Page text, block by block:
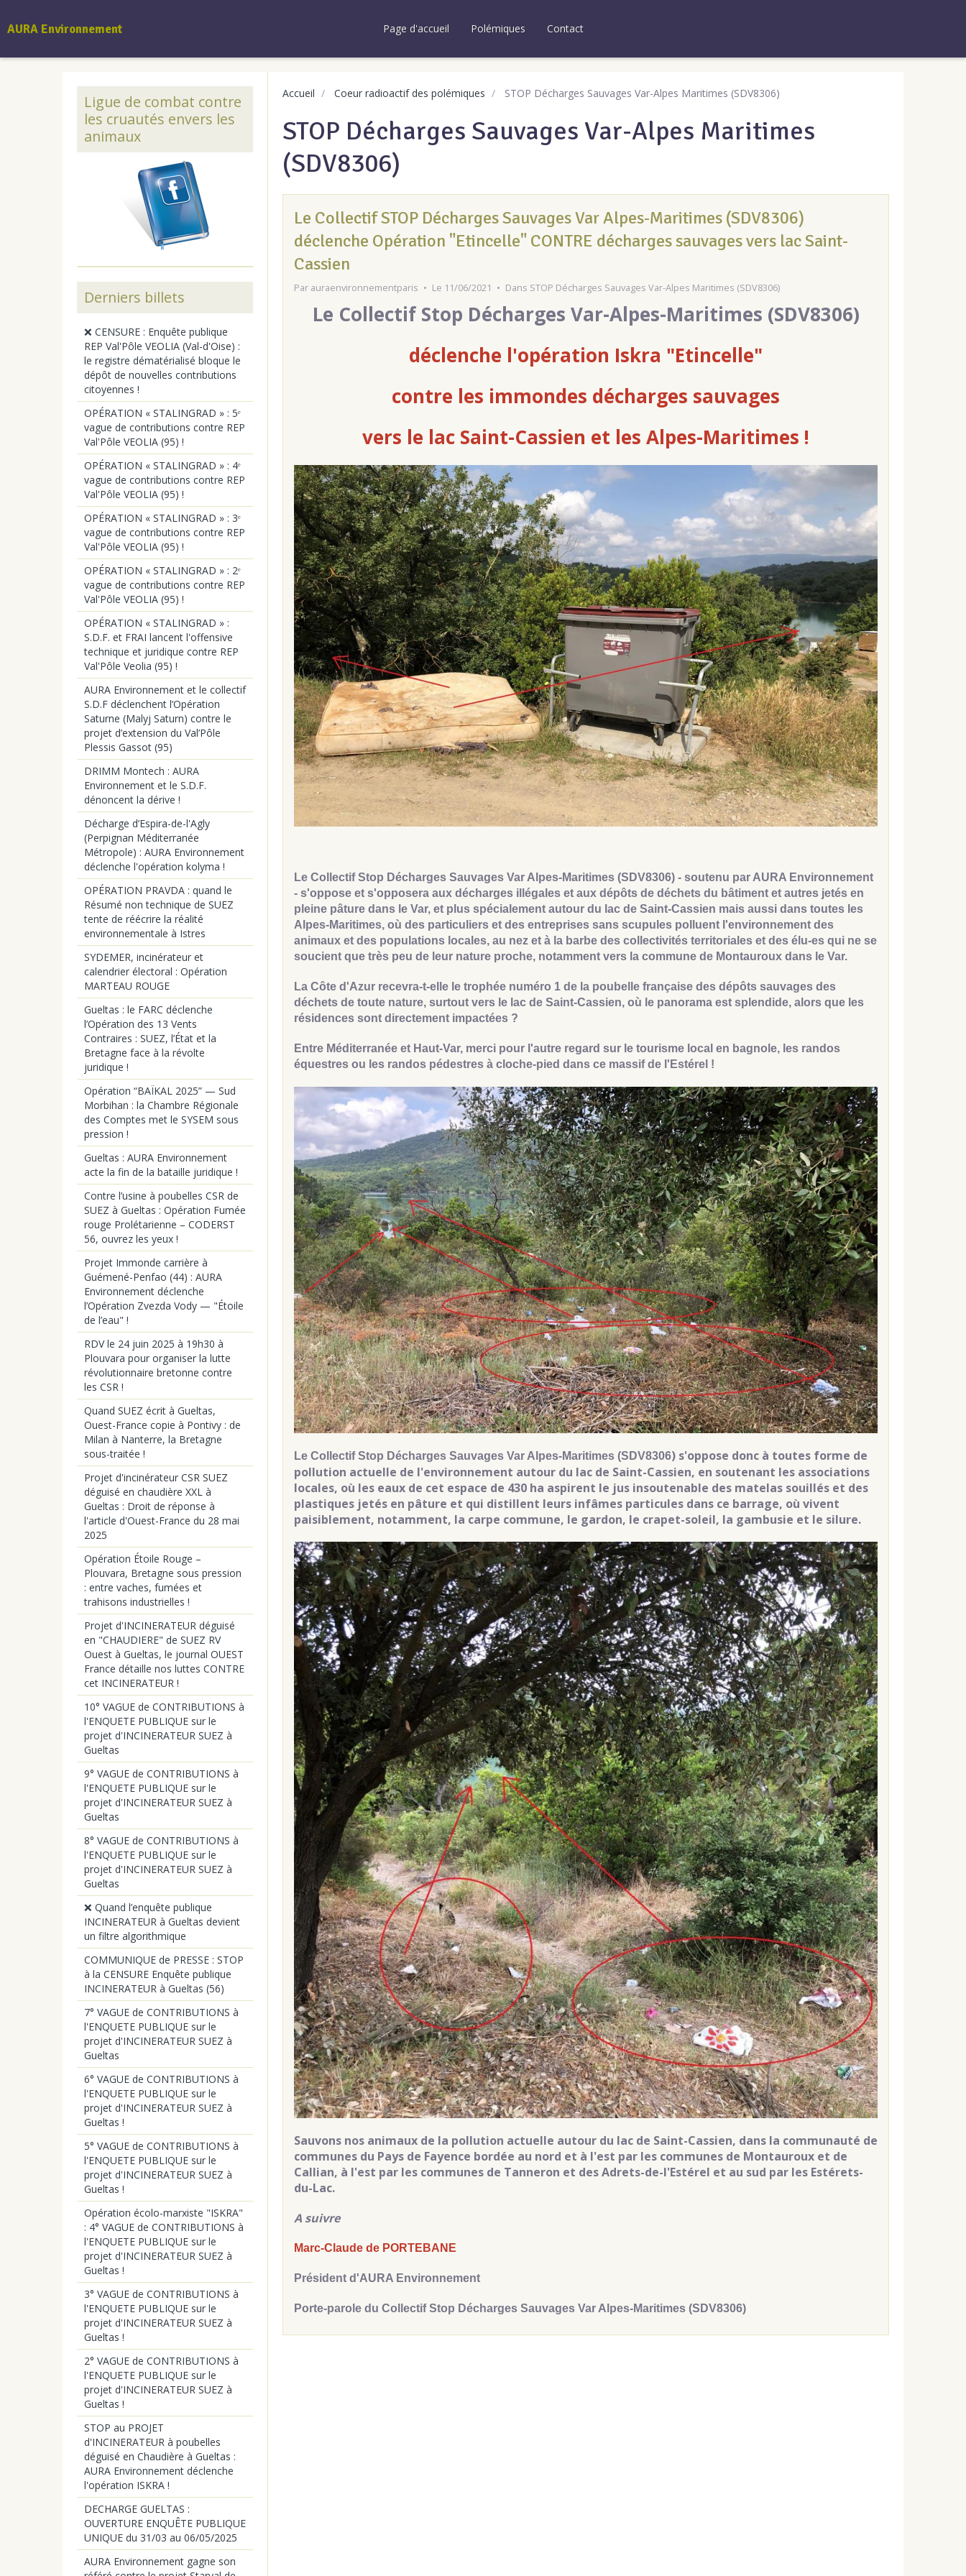
AURA Environnement Page d'accueil Polémiques Contact
Accueil Coeur radioactif des polémiques STOP Décharges Sauvages Var-Alpes Maritimes (SDV8306)
STOP Décharges Sauvages Var-Alpes Maritimes
(SDV8306)
Le Collectif STOP Décharges Sauvages Var Alpes-Maritimes (SDV8306)
déclenche Opération "Etincelle" CONTRE décharges sauvages vers lac Saint-
Cassien
Par auraenvironnementparis Le 11/06/2021 Dans STOP Décharges Sauvages Var-Alpes Maritimes (SDV8306)
Le Collectif Stop Décharges Var-Alpes-Maritimes (SDV8306)
déclenche l'opération Iskra "Etincelle"
contre les immondes décharges sauvages
vers le lac Saint-Cassien et les Alpes-Maritimes !
Le Collectif Stop Décharges Sauvages Var Alpes-Maritimes (SDV8306) - soutenu par AURA Environnement
- s'oppose et s'opposera aux décharges illégales et aux dépôts de déchets du bâtiment et autres jetés en
pleine pâture dans le Var, et plus spécialement autour du lac de Saint-Cassien mais aussi dans toutes les
Alpes-Maritimes, où des particuliers et des entreprises sans scupules polluent l'environnement des
animaux et des populations locales, au nez et à la barbe des collectivités territoriales et des élu-es qui ne se
soucient que très peu de leur nature proche, notamment vers la commune de Montauroux dans le Var.
La Côte d'Azur recevra-t-elle le trophée numéro 1 de la poubelle française des dépôts sauvages des
déchets de toute nature, surtout vers le lac de Saint-Cassien, où le panorama est splendide, alors que les
résidences sont directement impactées ?
Entre Méditerranée et Haut-Var, merci pour l'autre regard sur le tourisme local en bagnole, les randos
équestres ou les randos pédestres à cloche-pied dans ce massif de l'Estérel !
Le Collectif Stop Décharges Sauvages Var Alpes-Maritimes (SDV8306) s'oppose donc à toutes forme de
pollution actuelle de l'environnement autour du lac de Saint-Cassien, en soutenant les associations
locales, où les eaux de cet espace de 430 ha aspirent le jus insoutenable des matelas souillés et des
plastiques jetés en pâture et qui distillent leurs infâmes particules dans ce barrage, où vivent
paisiblement, notamment, la carpe commune, le gardon, le crapet-soleil, la gambusie et le silure.
Sauvons nos animaux de la pollution actuelle autour du lac de Saint-Cassien, dans la communauté de
communes du Pays de Fayence bordée au nord et à l'est par les communes de Montauroux et de
Callian, à l'est par les communes de Tanneron et des Adrets-de-l'Estérel et au sud par les Estérets-
du-Lac.
A suivre
Marc-Claude de PORTEBANE
Président d'AURA Environnement
Porte-parole du CollectifStop Décharges Sauvages Var Alpes-Maritimes (SDV8306)
Ligue de combat contre
les cruautés envers les
animaux
Derniers billets
❌ CENSURE : Enquête publique
REP Val'Pôle VEOLIA (Val-d'Oise) :
le registre dématérialisé bloque le
dépôt de nouvelles contributions
citoyennes !
OPÉRATION « STALINGRAD » : 5ᵉ
vague de contributions contre REP
Val'Pôle VEOLIA (95) !
OPÉRATION « STALINGRAD » : 4ᵉ
vague de contributions contre REP
Val'Pôle VEOLIA (95) !
OPÉRATION « STALINGRAD » : 3ᵉ
vague de contributions contre REP
Val'Pôle VEOLIA (95) !
OPÉRATION « STALINGRAD » : 2ᵉ
vague de contributions contre REP
Val'Pôle VEOLIA (95) !
OPÉRATION « STALINGRAD » :
S.D.F. et FRAI lancent l'offensive
technique et juridique contre REP
Val'Pôle Veolia (95) !
AURA Environnement et le collectif
S.D.F déclenchent l’Opération
Saturne (Malyj Saturn) contre le
projet d’extension du Val’Pôle
Plessis Gassot (95)
DRIMM Montech : AURA
Environnement et le S.D.F.
dénoncent la dérive !
Décharge d’Espira-de-l'Agly
(Perpignan Méditerranée
Métropole) : AURA Environnement
déclenche l'opération kolyma !
OPÉRATION PRAVDA : quand le
Résumé non technique de SUEZ
tente de réécrire la réalité
environnementale à Istres
SYDEMER, incinérateur et
calendrier électoral : Opération
MARTEAU ROUGE
Gueltas : le FARC déclenche
l’Opération des 13 Vents
Contraires : SUEZ, l’État et la
Bretagne face à la révolte
juridique !
Opération “BAÏKAL 2025” — Sud
Morbihan : la Chambre Régionale
des Comptes met le SYSEM sous
pression !
Gueltas : AURA Environnement
acte la fin de la bataille juridique !
Contre l’usine à poubelles CSR de
SUEZ à Gueltas : Opération Fumée
rouge Prolétarienne – CODERST
56, ouvrez les yeux !
Projet Immonde carrière à
Guémené-Penfao (44) : AURA
Environnement déclenche
l’Opération Zvezda Vody — "Étoile
de l’eau" !
RDV le 24 juin 2025 à 19h30 à
Plouvara pour organiser la lutte
révolutionnaire bretonne contre
les CSR !
Quand SUEZ écrit à Gueltas,
Ouest-France copie à Pontivy : de
Milan à Nanterre, la Bretagne
sous-traitée !
Projet d'incinérateur CSR SUEZ
déguisé en chaudière XXL à
Gueltas : Droit de réponse à
l'article d'Ouest-France du 28 mai
2025
Opération Étoile Rouge –
Plouvara, Bretagne sous pression
: entre vaches, fumées et
trahisons industrielles !
Projet d'INCINERATEUR déguisé
en "CHAUDIERE" de SUEZ RV
Ouest à Gueltas, le journal OUEST
France détaille nos luttes CONTRE
cet INCINERATEUR !
10° VAGUE de CONTRIBUTIONS à
l'ENQUETE PUBLIQUE sur le
projet d'INCINERATEUR SUEZ à
Gueltas
9° VAGUE de CONTRIBUTIONS à
l'ENQUETE PUBLIQUE sur le
projet d'INCINERATEUR SUEZ à
Gueltas
8° VAGUE de CONTRIBUTIONS à
l'ENQUETE PUBLIQUE sur le
projet d'INCINERATEUR SUEZ à
Gueltas
❌ Quand l’enquête publique
INCINERATEUR à Gueltas devient
un filtre algorithmique
COMMUNIQUE de PRESSE : STOP
à la CENSURE Enquête publique
INCINERATEUR à Gueltas (56)
7° VAGUE de CONTRIBUTIONS à
l'ENQUETE PUBLIQUE sur le
projet d'INCINERATEUR SUEZ à
Gueltas
6° VAGUE de CONTRIBUTIONS à
l'ENQUETE PUBLIQUE sur le
projet d'INCINERATEUR SUEZ à
Gueltas !
5° VAGUE de CONTRIBUTIONS à
l'ENQUETE PUBLIQUE sur le
projet d'INCINERATEUR SUEZ à
Gueltas !
Opération écolo-marxiste "ISKRA"
: 4° VAGUE de CONTRIBUTIONS à
l'ENQUETE PUBLIQUE sur le
projet d'INCINERATEUR SUEZ à
Gueltas !
3° VAGUE de CONTRIBUTIONS à
l'ENQUETE PUBLIQUE sur le
projet d'INCINERATEUR SUEZ à
Gueltas !
2° VAGUE de CONTRIBUTIONS à
l'ENQUETE PUBLIQUE sur le
projet d'INCINERATEUR SUEZ à
Gueltas !
STOP au PROJET
d'INCINERATEUR à poubelles
déguisé en Chaudière à Gueltas :
AURA Environnement déclenche
l'opération ISKRA !
DECHARGE GUELTAS :
OUVERTURE ENQUÊTE PUBLIQUE
UNIQUE du 31/03 au 06/05/2025
AURA Environnement gagne son